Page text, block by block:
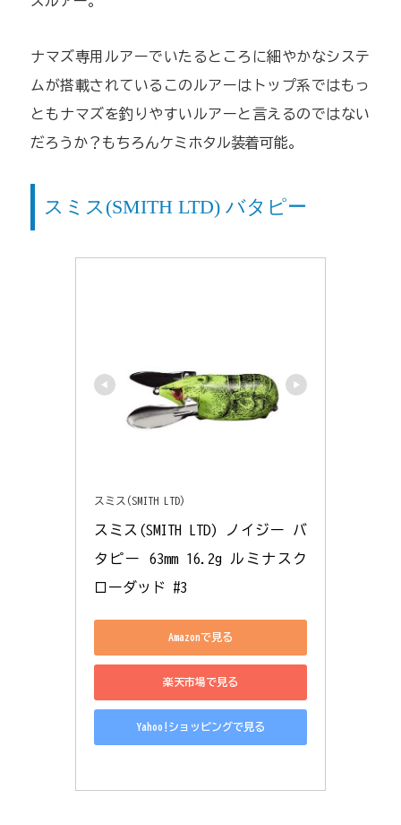
ナマズ専用ルアーでいたるところに細やかなシステ
ムが搭載されているこのルアーはトップ系ではもっ
ともナマズを釣りやすいルアーと言えるのではない
だろうか？もちろんケミホタル装着可能。
スミス(SMITH LTD) バタピー
スミス(SMITH LTD)
スミス(SMITH LTD) ノイジー バ
タピー 63mm 16.2g ルミナスク
ローダッド #3
Amazonで見る
楽天市場で見る
Yahoo!ショッピングで見る